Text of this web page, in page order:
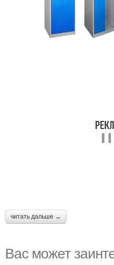
читать дальше →
Вас может